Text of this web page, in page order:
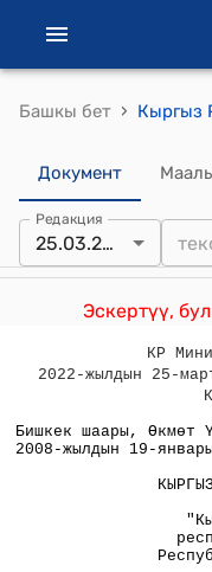
Башкы бет ›
Документ
Редакция
25.03.2022
Эскертүү,